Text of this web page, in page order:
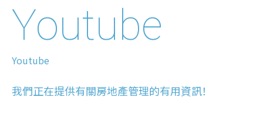
Youtube
Youtube
我們正在提供有關房地產管理的有用資訊！